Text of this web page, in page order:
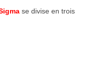
se divise en trois